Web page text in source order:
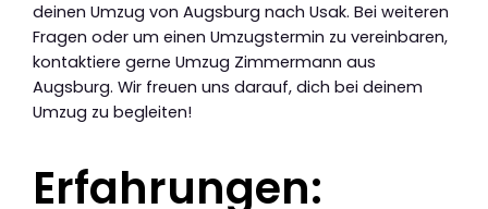
deinen Umzug von Augsburg nach Usak. Bei weiteren
Fragen oder um einen Umzugstermin zu vereinbaren,
kontaktiere gerne Umzug Zimmermann aus
Augsburg. Wir freuen uns darauf, dich bei deinem
Umzug zu begleiten!
Erfahrungen: